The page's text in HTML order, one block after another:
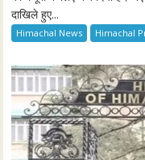
दाखिले हुए...
Himachal News Himachal